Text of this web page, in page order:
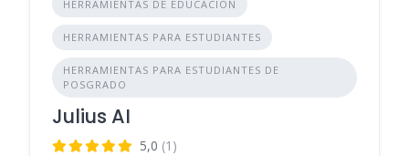
HERRAMIENTAS DE EDUCACIÓN
HERRAMIENTAS PARA ESTUDIANTES
HERRAMIENTAS PARA ESTUDIANTES DE
POSGRADO
Julius AI
5,0 (1)